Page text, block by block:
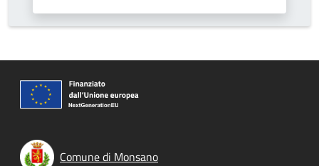
Comune di Monsano